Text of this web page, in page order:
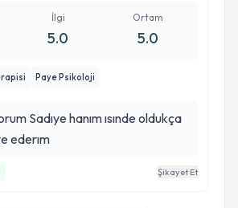
İlgi
5.0
Ortam
5.0
Paye Psikoloji
Sadıye hanım ısınde oldukça
ederım
Şikayet Et